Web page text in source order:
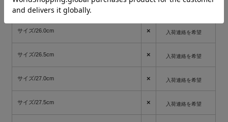
サイズ/25.5cm
サイズ/26.0cm × 入荷連絡を希望
サイズ/26.5cm × 入荷連絡を希望
サイズ/27.0cm × 入荷連絡を希望
サイズ/27.5cm × 入荷連絡を希望